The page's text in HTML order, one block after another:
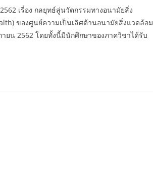
เรื่อง กลยุทธ์สู่นวัตกรรมทางอนามัยสิ่ง
ของศูนย์ความเป็นเลิศด้านอนามัยสิ่งแวดล้อม
น 2562 โดยทั้งนี้มีนักศึกษาของภาควิชาได้รับ